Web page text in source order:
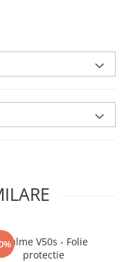
in
flexibil.
caNU SE
cioburi
V50s - Folie
protectie